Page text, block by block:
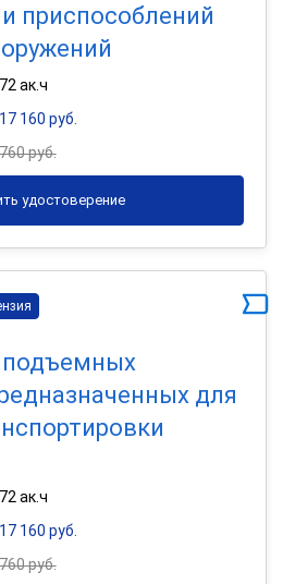
приспособлений
ак.ч
160 руб.
руб.
удостоверение
подъемных
для
ак.ч
160 руб.
руб.